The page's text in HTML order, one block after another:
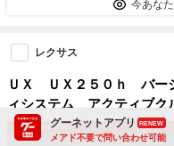
今あな
レクサス
ＵＸ ＵＸ２５０ｈ バー
ィシステム アクティブ
Ｖ 地デジＴＶ オートエ
グーネットアプリ RENEW
メアド不要で問い合わせ可能